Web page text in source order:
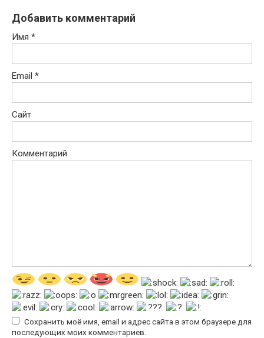
Добавить комментарий
Имя *
Email *
Сайт
Комментарий
Сохранить моё имя, email и адрес сайта в этом браузере для
последующих моих комментариев.